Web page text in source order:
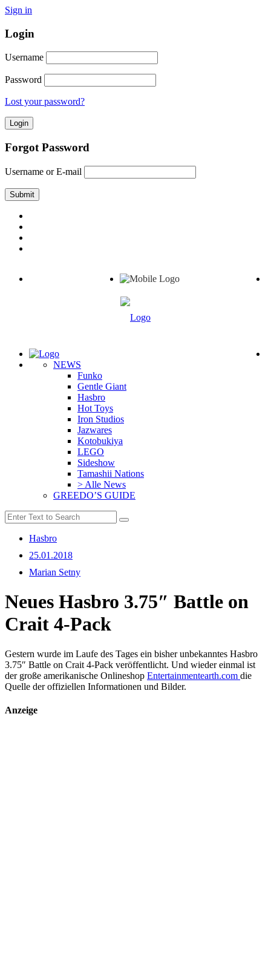
Sign in
Login
Username
Password
Lost your password?
Forgot Password
Username or E-mail
NEWS
Funko
Gentle Giant
Hasbro
Hot Toys
Iron Studios
Jazwares
Kotobukiya
LEGO
Sideshow
Tamashii Nations
> Alle News
GREEDO’S GUIDE
Hasbro
25.01.2018
Marian Setny
Neues Hasbro 3.75″ Battle on
Crait 4-Pack
Gestern wurde im Laufe des Tages ein bisher unbekanntes Hasbro
3.75″ Battle on Crait 4-Pack veröffentlicht. Und wieder einmal ist
der große amerikanische Onlineshop Entertainmentearth.com die
Quelle der offiziellen Informationen und Bilder.
Anzeige